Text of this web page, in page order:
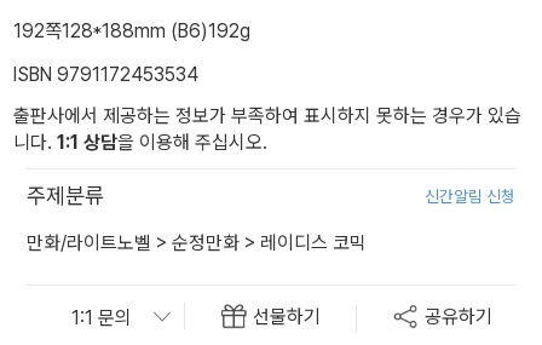
192쪽128*188mm (B6)192g
ISBN 9791172453534
출판사에서 제공하는 정보가 부족하여 표시하지 못하는 경우가 있습
니다. 1:1 상담을 이용해 주십시오.
주제분류 신간알림 신청
만화/라이트노벨 > 순정만화 > 레이디스 코믹
선물하기 공유하기